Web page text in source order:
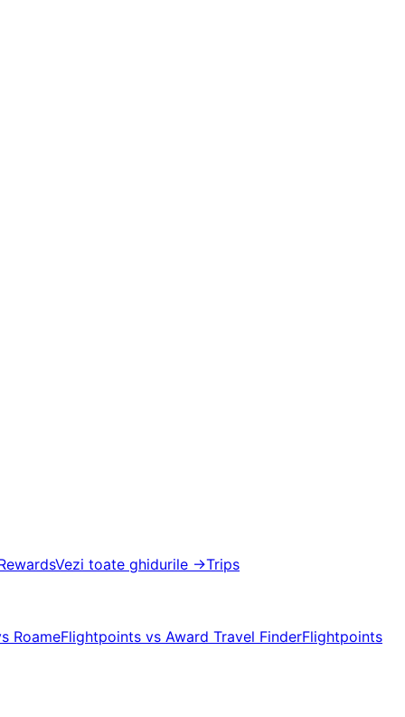
Vezi toate ghidurile →Trips
RoameFlightpoints vs Award Travel FinderFlightpoints